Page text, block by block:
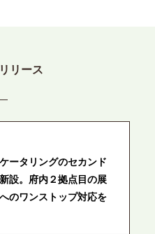
リース
ータリングのセカンド
設。府内２拠点目の展
のワンストップ対応を